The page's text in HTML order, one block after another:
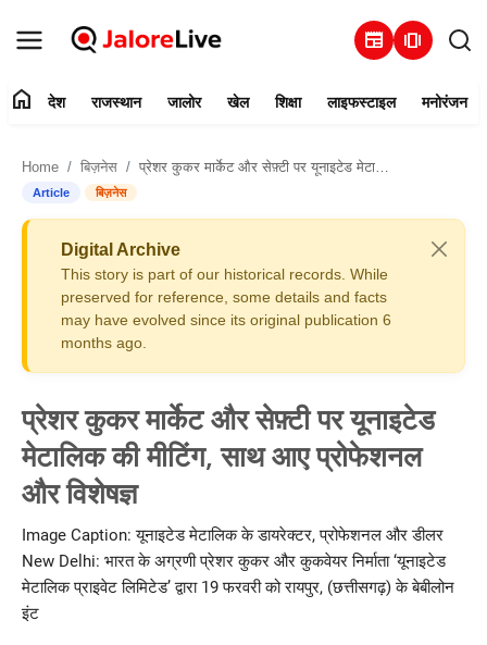
newspaper amp_stories
संपर्क करें
राजस्थान
खेल
शिक्षा
मनोरंजन
तकनीक
home देश राजस्थान जालोर खेल शिक्षा लाइफस्टाइल मनोरंजन
Home बिज़नेस प्रेशर कुकर मार्केट और सेफ़्टी पर यूनाइटेड मेटालिक की मीटिंग, साथ आए प्रोफेशनल और विशेषज्ञ
Article बिज़नेस
Digital Archive
This story is part of our historical records. While
preserved for reference, some details and facts
may have evolved since its original publication 6
months ago.
प्रेशर कुकर मार्केट और सेफ़्टी पर यूनाइटेड
मेटालिक की मीटिंग, साथ आए प्रोफेशनल
और विशेषज्ञ
Image Caption: यूनाइटेड मेटालिक के डायरेक्टर, प्रोफेशनल और डीलर
New Delhi: भारत के अग्रणी प्रेशर कुकर और कुकवेयर निर्माता ‘यूनाइटेड
मेटालिक प्राइवेट लिमिटेड’ द्वारा 19 फरवरी को रायपुर, (छत्तीसगढ़) के बेबीलोन
इंट